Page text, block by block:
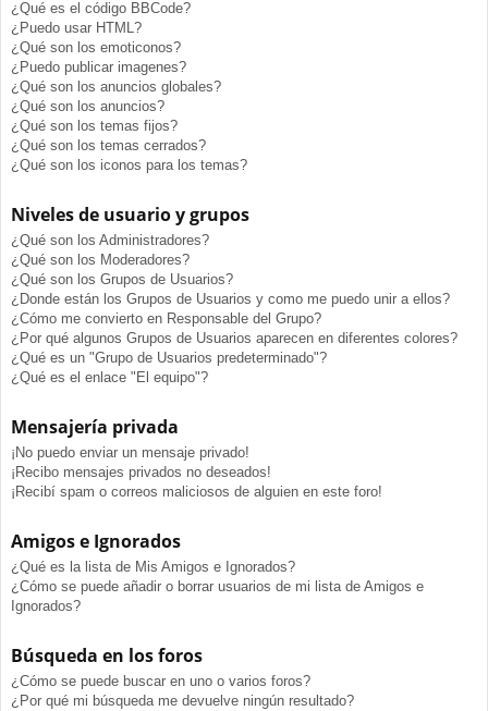
¿Qué es el código BBCode?
¿Puedo usar HTML?
¿Qué son los emoticonos?
¿Puedo publicar imagenes?
¿Qué son los anuncios globales?
¿Qué son los anuncios?
¿Qué son los temas fijos?
¿Qué son los temas cerrados?
¿Qué son los iconos para los temas?
Niveles de usuario y grupos
¿Qué son los Administradores?
¿Qué son los Moderadores?
¿Qué son los Grupos de Usuarios?
¿Donde están los Grupos de Usuarios y como me puedo unir a ellos?
¿Cómo me convierto en Responsable del Grupo?
¿Por qué algunos Grupos de Usuarios aparecen en diferentes colores?
¿Qué es un "Grupo de Usuarios predeterminado"?
¿Qué es el enlace "El equipo"?
Mensajería privada
¡No puedo enviar un mensaje privado!
¡Recibo mensajes privados no deseados!
¡Recibí spam o correos maliciosos de alguien en este foro!
Amigos e Ignorados
¿Qué es la lista de Mis Amigos e Ignorados?
¿Cómo se puede añadir o borrar usuarios de mi lista de Amigos e
Ignorados?
Búsqueda en los foros
¿Cómo se puede buscar en uno o varios foros?
¿Por qué mi búsqueda me devuelve ningún resultado?